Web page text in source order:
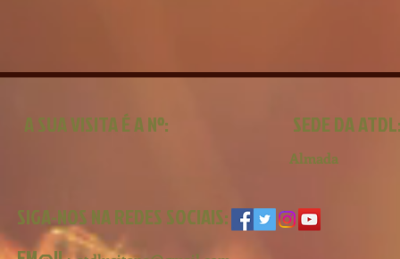
A SUA VISITA É A Nº: SEDE DA
Almada
SIGA-NOS NA REDES SOCIAIS: